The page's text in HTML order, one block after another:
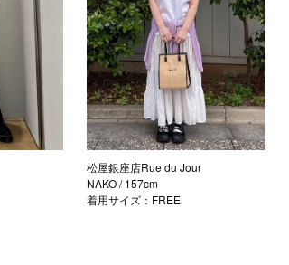
松屋銀座店Rue du Jour
NAKO/ 157cm
着用サイズ：FREE